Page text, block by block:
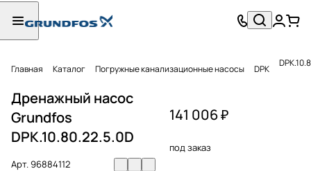
Главная Каталог Погружные канализационные насосы DPK
Дренажный насос
Grundfos
DPK.10.80.22.5.0D
Арт.96884112
141 006 ₽
под заказ